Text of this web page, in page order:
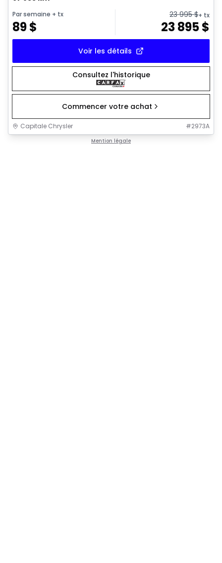
Par semaine + tx
89$
23 995$+ tx
23 895$
Voir les détails
Consultez l'historique
Commencer votre achat
Capitale Chrysler #2973A
Mention légale